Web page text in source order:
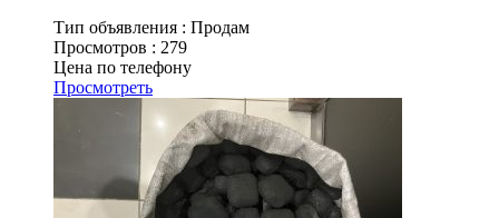
Тип объявления : Продам
Просмотров : 279
Цена по телефону
Просмотреть